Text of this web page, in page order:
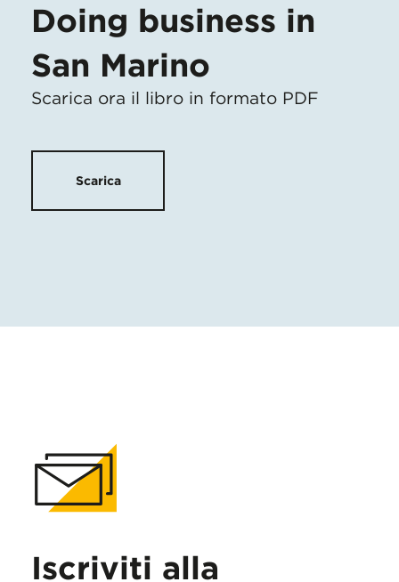
Doing business in
San Marino
Scarica ora il libro in formato PDF
Scarica
Iscriviti alla